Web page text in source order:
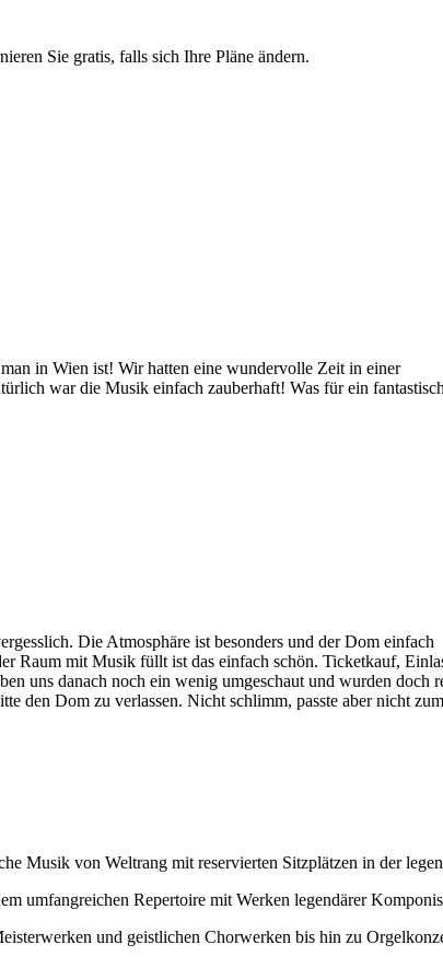
Sie gratis, falls sich Ihre Pläne ändern.
in Wien ist! Wir hatten eine wundervolle Zeit in einer
war die Musik einfach zauberhaft! Was für ein
Die Atmosphäre ist besonders und der Dom einfach
Raum mit Musik füllt ist das einfach schön. Ticketkauf,
uns danach noch ein wenig umgeschaut und wurden doch
den Dom zu verlassen. Nicht schlimm, passte aber nicht
Musik von Weltrang mit reservierten Sitzplätzen in der
umfangreichen Repertoire mit Werken legendärer
und geistlichen Chorwerken bis hin zu